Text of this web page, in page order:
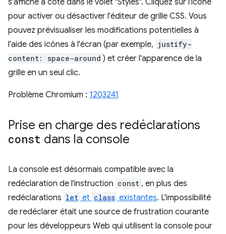
pour activer ou désactiver l'éditeur de grille CSS. Vous
pouvez prévisualiser les modifications potentielles à
l'aide des icônes à l'écran (par exemple, justify-
content: space-around ) et créer l'apparence de la
grille en un seul clic.
Problème Chromium : 1203241
Prise en charge des redéclarations
const dans la console
La console est désormais compatible avec la
redéclaration de l'instruction const , en plus des
redéclarations let et class existantes. L'impossibilité
de redéclarer était une source de frustration courante
pour les développeurs Web qui utilisent la console pour